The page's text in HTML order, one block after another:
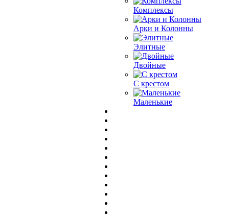
Комплексы
Арки и Колонны
Элитные
Двойные
С крестом
Маленькие